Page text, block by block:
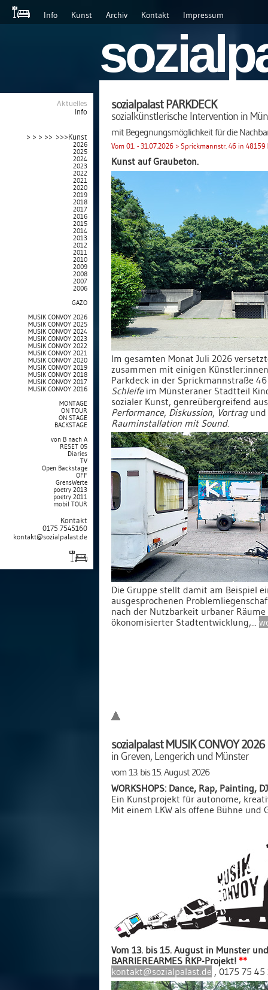
Info Kunst Archiv Kontakt Impressum
Aktuelles
Info
> > > >> >>>Kunst
2026
2025
2024
2023
2022
2021
2020
2019
2018
2017
2016
2015
2014
2013
2012
2011
2010
2009
2008
2007
2006
GAZO
MUSIK CONVOY 2026
MUSIK CONVOY 2025
MUSIK CONVOY 2024
MUSIK CONVOY 2023
MUSIK CONVOY 2022
MUSIK CONVOY 2021
MUSIK CONVOY 2020
MUSIK CONVOY 2019
MUSIK CONVOY 2018
MUSIK CONVOY 2017
MUSIK CONVOY 2016
MONTAGE
ON TOUR
ON STAGE
BACKSTAGE
von B nach A
RESET 05
Diaries
TV
Open Backstage
OFF
GrensWerte
poetry 2013
poetry 2011
mobil TOUR
Kontakt
0175 7545160
kontakt@sozialpalast.de
sozialpalast PARKDECK
sozialkünstlerische Intervention in
mit Begegnungsmöglichkeit für die
Vom 01. - 31.07.2026 > Sprickmannstr. 46 in
Kunst auf Graubeton.
Im gesamten Monat Juli 2026
zusammen mit einigen
Parkdeck in der Sprickmannstraße
Schleifeim Münsteraner Stadtteil
sozialer Kunst, genreübergreifend
Performance, Diskussion, Vortrag und
Rauminstallation mit Sound.
Die Gruppe stellt damit am Beispiel
ausgesprochenen
nach der Nutzbarkeit urbaner
ökonomisierter Stadtentwicklung,...
sozialpalast MUSIK CONVOY 2026
in Greven, Lengerich und Münster
vom 13. bis 15. August 2026
WORKSHOPS: Dance, Rap, Painting,
Ein Kunstprojekt für autonome,
Mit einem LKW als offene Bühne und
Vom 13. bis 15. August in Münster
BARRIEREARMES RKP-Projekt! **
kontakt@sozialpalast.de , 0175 75 45